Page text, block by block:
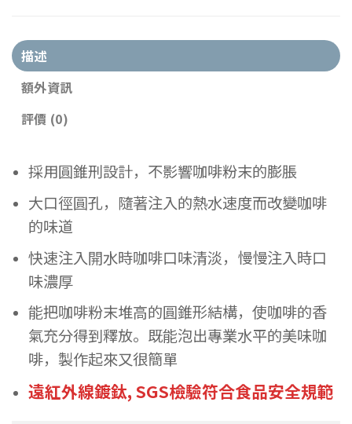
描述
額外資訊
評價 (0)
採用圓錐刑設計，不影響咖啡粉末的膨脹
大口徑圓孔，隨著注入的熱水速度而改變咖啡
的味道
快速注入開水時咖啡口味清淡，慢慢注入時口
味濃厚
能把咖啡粉末堆高的圓錐形結構，使咖啡的香
氣充分得到釋放。既能泡出專業水平的美味咖
啡，製作起來又很簡單
遠紅外線鍍鈦, SGS檢驗符合食品安全規範